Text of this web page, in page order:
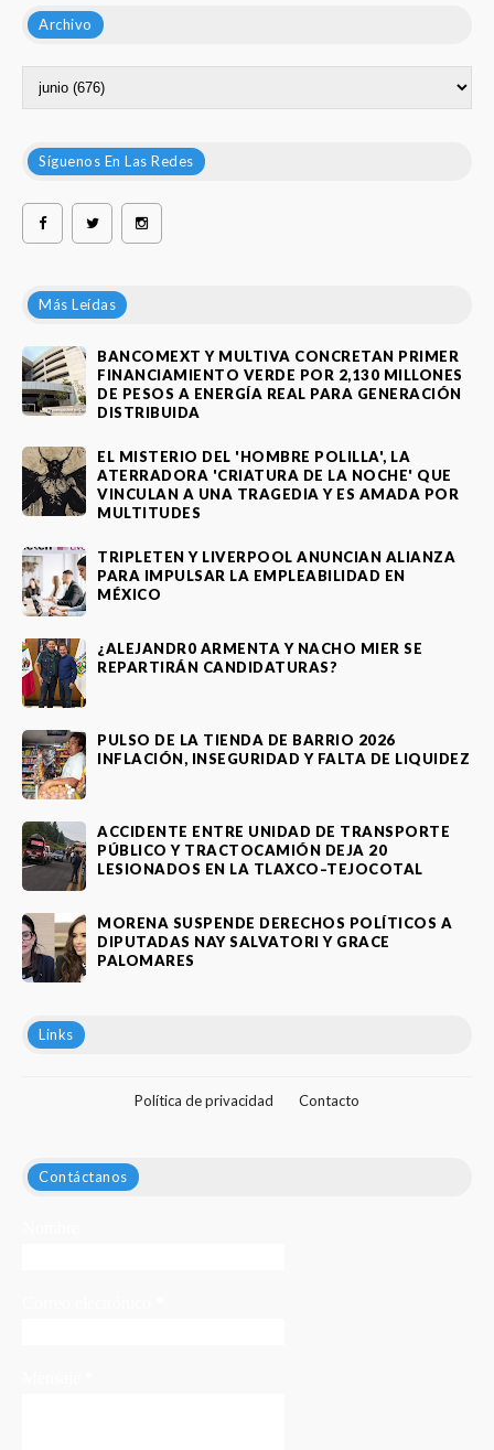
Archivo
Síguenos En Las Redes
Más Leídas
BANCOMEXT Y MULTIVA CONCRETAN PRIMER
FINANCIAMIENTO VERDE POR 2,130 MILLONES
DE PESOS A ENERGÍA REAL PARA GENERACIÓN
DISTRIBUIDA
EL MISTERIO DEL 'HOMBRE POLILLA', LA
ATERRADORA 'CRIATURA DE LA NOCHE' QUE
VINCULAN A UNA TRAGEDIA Y ES AMADA POR
MULTITUDES
TRIPLETEN Y LIVERPOOL ANUNCIAN ALIANZA
PARA IMPULSAR LA EMPLEABILIDAD EN
MÉXICO
¿ALEJANDR0 ARMENTA Y NACHO MIER SE
REPARTIRÁN CANDIDATURAS?
PULSO DE LA TIENDA DE BARRIO 2026
INFLACIÓN, INSEGURIDAD Y FALTA DE LIQUIDEZ
ACCIDENTE ENTRE UNIDAD DE TRANSPORTE
PÚBLICO Y TRACTOCAMIÓN DEJA 20
LESIONADOS EN LA TLAXCO–TEJOCOTAL
MORENA SUSPENDE DERECHOS POLÍTICOS A
DIPUTADAS NAY SALVATORI Y GRACE
PALOMARES
Links
Política de privacidad Contacto
Contáctanos